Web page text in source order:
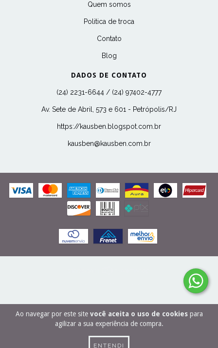
Ao navegar por este site você aceita o uso de cookiespara
agilizar a sua experiência de compra.
ENTENDI
Quem somos
Politica de troca
Contato
Blog
DADOS DE CONTATO
(24) 2231-6644 / (24) 97402-4777
Av. Sete de Abril, 573 e 601 - Petrópolis/RJ
https://kausben.blogspot.com.br
kausben@kausben.com.br
COPYRIGHT KAUSBEN - 27506989000166 - 2026. TODOS OS DIREITOS